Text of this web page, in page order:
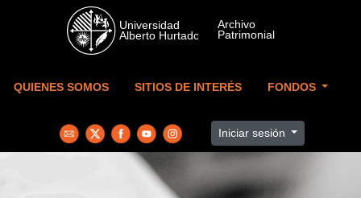
Skip to main content
QUIENES SOMOS SITIOS DE INTERÉS FONDOS
Iniciar sesión